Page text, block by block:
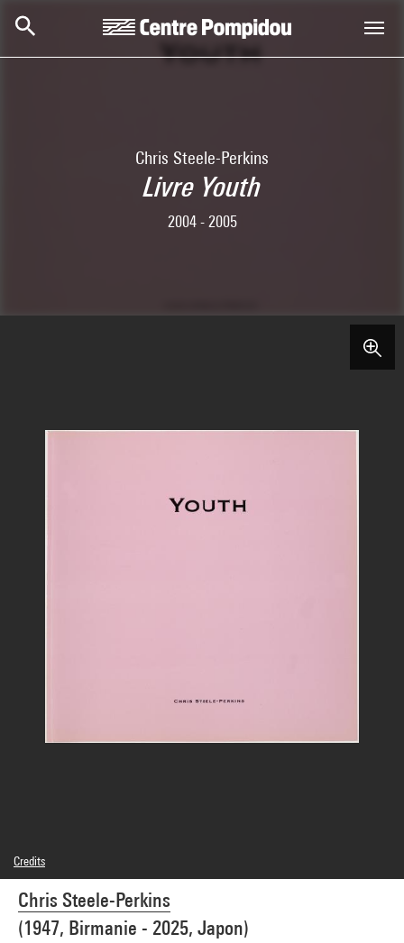
Chris Steele-Perkins
Livre Youth
2004 - 2005
Chris Steele-Perkins
(1947, Birmanie - 2025, Japon)
Credits
© Chris Steele-Perkins / Magnum Photos
Photo credits : Cecilia Laulanne - Centre Pompidou, MNAM-CCI
Image reference : 4Y00809